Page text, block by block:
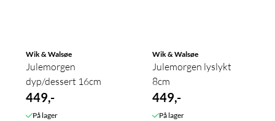
Wik & Walsøe
Julemorgen
dyp/dessert 16cm
449,-
På lager
Wik & Walsøe
Julemorgen lyslykt
8cm
449,-
På lager